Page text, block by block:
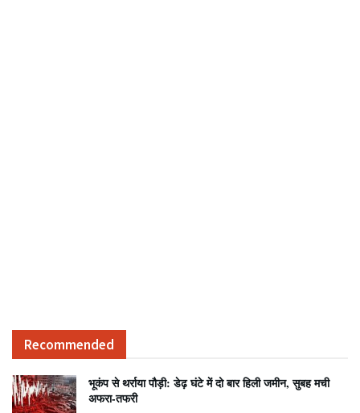
Recommended
भूकंप से थर्राया पौड़ी: डेढ़ घंटे में दो बार हिली जमीन, सुबह मची
अफरा-तफरी